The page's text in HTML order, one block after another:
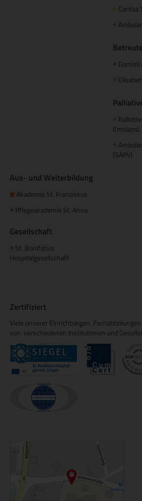
+ Caritas
+
+
Emsland
+
(SAPV)
Aus- und Weiterbildung
Akademie St. Franziskus
+ Pflegeakademie St. Anna
Gesellschaft
St. Bonifatius
Hospitalgesellschaft
Zertifiziert
Viele unserer Einrichtungen,
von verschiedenen Institutionen und